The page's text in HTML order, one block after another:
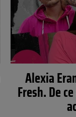
Alexia
Fresh. De